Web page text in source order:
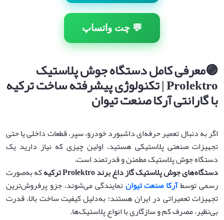
💬 چت واتساپ
🟣معرفی کامل دستگاه جوش پلاستیک
Prolektro | تکنولوژی پیشرفته ساخت ترکیه
با گارانتی آرکا صنعت تیوان
اگر به دنبال تعمیر حرفه‌ای داشبورد خودرو، سپر، قطعات داخلی یا حتی
تجهیزات صنعتی پلاستیکی هستید، اولین چیزی که نیاز دارید یک
دستگاه جوش پلاستیک مطمئن و قدرتمند است.
دستگاه‌های جوش پلاستیک گاز داغ برند
ترکیهکه به‌صورت
رسمی توسطآرکا صنعت تیواننمایندگی می‌شوند، جزو پرفروش‌ترین
تجهیزات تعمیراتی در ایران هستند؛ به‌دلیل کیفیت ساخت بالا، قدرت
بی‌نظیر، مصرف کم و سازگاری با انواع پلاستیک‌ها.